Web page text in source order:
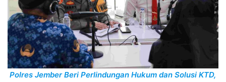
Polres Jember Beri Perlindungan Hukum dan Solusi KTD,